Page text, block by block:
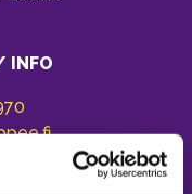
INFO